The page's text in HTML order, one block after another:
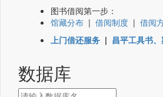
图书借阅第一步：
馆藏分布 | 借阅制度 | 借阅
上门借还服务 | 昌平工具书
数据库